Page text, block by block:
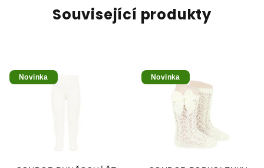
Související produkty
Novinka Novinka